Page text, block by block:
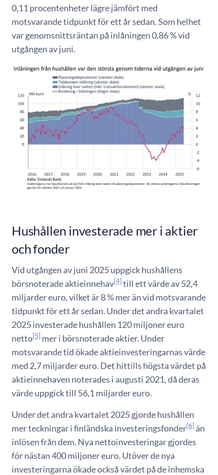
0,11 procentenheter lägre jämfört med
motsvarande tidpunkt för ett år sedan. Som helhet
var genomsnittsräntan på inlåningen 0,86 % vid
utgången av juni.
Hushållen investerade mer i aktier
och fonder
Vid utgången av juni 2025 uppgick hushållens
börsnoterade aktieinnehav[4] till ett värde av 52,4
miljarder euro, vilket är 8 % mer än vid motsvarande
tidpunkt för ett år sedan. Under det andra kvartalet
2025 investerade hushållen 120 miljoner euro
netto[5] mer i börsnoterade aktier. Under
motsvarande tid ökade aktieinvesteringarnas värde
med 2,7 miljarder euro. Det hittills högsta värdet på
aktieinnehaven noterades i augusti 2021, då deras
värde uppgick till 56,1 miljarder euro.
Under det andra kvartalet 2025 gjorde hushållen
mer teckningar i finländska investeringsfonder[6] än
inlösen från dem. Nya nettoinvesteringar gjordes
för nästan 400 miljoner euro. Utöver de nya
investeringarna ökade också värdet på de inhemska